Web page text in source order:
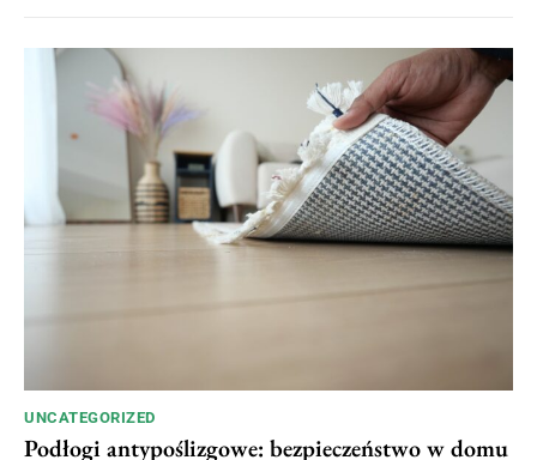
UNCATEGORIZED
Podłogi antypoślizgowe: bezpieczeństwo w domu